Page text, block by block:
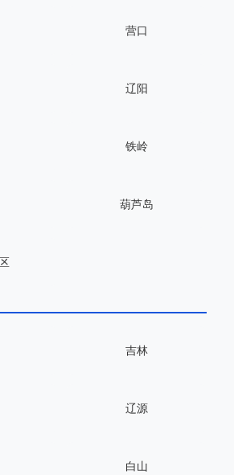
营口
辽阳
铁岭
葫芦岛
吉林
辽源
白山